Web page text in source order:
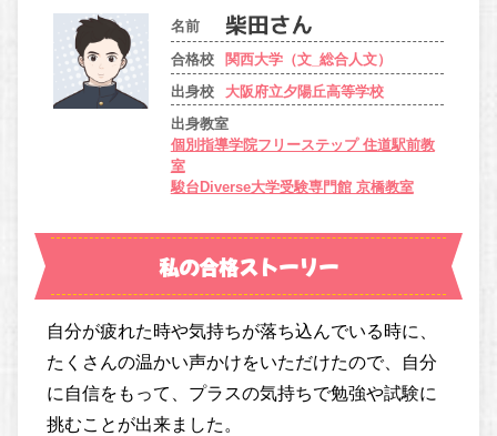
名前
合格校
関西大学（文_総合人文）
出身校
大阪府立夕陽丘高等学校
出身教室
個別指導学院フリーステップ 住道駅前教
室
駿台Diverse大学受験専門館 京橋教室
私の合格ストーリー
自分が疲れた時や気持ちが落ち込んでいる時に、
たくさんの温かい声かけをいただけたので、自分
に自信をもって、プラスの気持ちで勉強や試験に
挑むことが出来ました。